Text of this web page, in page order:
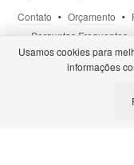
Contato Orçamento
Perguntas Frequentes
Política de Privacidade
Selos e
Usamos cookies para
informações